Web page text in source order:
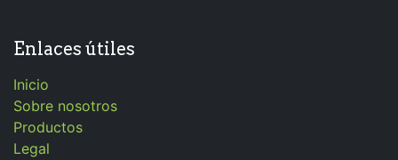
Enlaces útiles
Inicio
Sobre nosotros
Productos
Legal